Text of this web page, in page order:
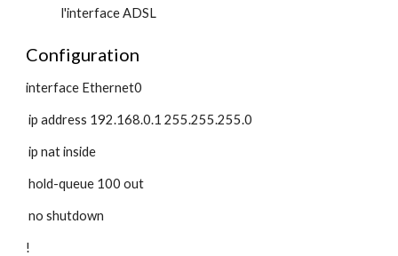
l'interface ADSL
Configuration
interface Ethernet0
ip address 192.168.0.1 255.255.255.0
ip nat inside
hold-queue 100 out
no shutdown
!